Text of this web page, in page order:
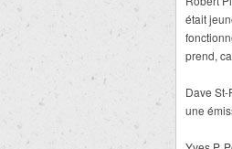
était
prend,
Dave
une